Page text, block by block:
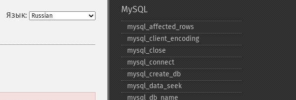
Язык:
MySQL
mysql_​affected_​rows
mysql_​client_​encoding
mysql_​close
mysql_​connect
mysql_​create_​db
mysql_​data_​seek
mysql_​db_​name